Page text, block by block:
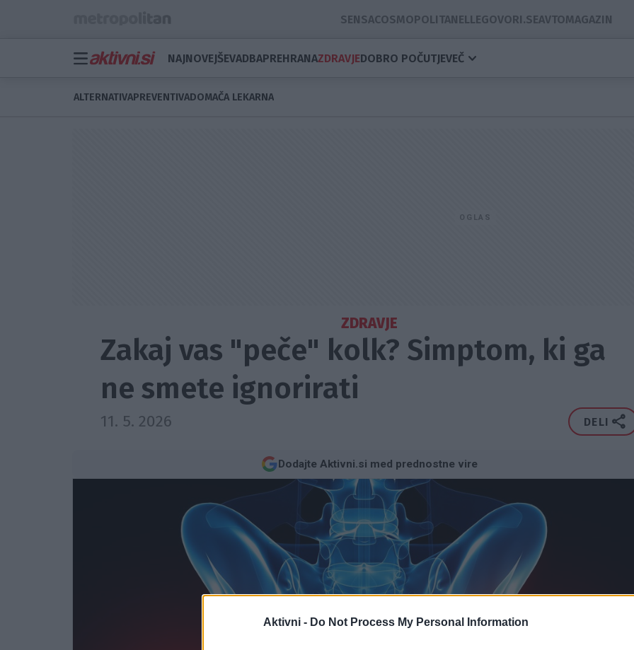
Aktivni - Do Not Process My Personal Information
SENSACOSMOPOLITANELLEGOVORI.SEAVTOMAGAZIN
NAJNOVEJŠEVADBAPREHRANAZDRAVJEDOBRO POČUTJEVEČ
ALTERNATIVAPREVENTIVADOMAČA LEKARNA
ZDRAVJE
Zakaj vas "peče" kolk? Simptom, ki ga
ne smete ignorirati
11. 5. 2026 DELI
Dodajte Aktivni.si med prednostne vire